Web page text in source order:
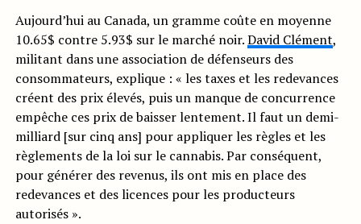
Aujourd’hui au Canada, un gramme coûte en moyenne
10.65$ contre 5.93$ sur le marché noir.David Clément,
militant dans une association de défenseurs des
consommateurs, explique : « les taxes et les redevances
créent des prix élevés, puis un manque de concurrence
empêche ces prix de baisser lentement. Il faut un demi-
milliard [sur cinq ans] pour appliquer les règles et les
règlements de la loi sur le cannabis. Par conséquent,
pour générer des revenus, ils ont mis en place des
redevances et des licences pour les producteurs
autorisés ».